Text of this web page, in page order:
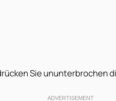
Sie ununterbrochen